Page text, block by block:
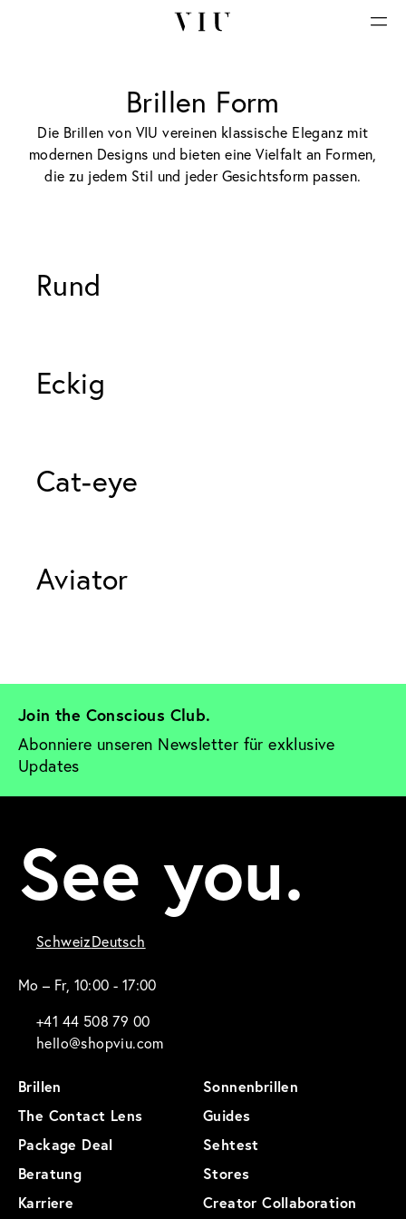
Brillen Form
Die Brillen von VIU vereinen klassische Eleganz mit
modernen Designs und bieten eine Vielfalt an Formen,
die zu jedem Stil und jeder Gesichtsform passen.
Rund
Eckig
Cat-eye
Aviator
Join the Conscious Club.
Abonniere unseren Newsletter für exklusive
Updates
See you.
SchweizDeutsch
Mo – Fr, 10:00 - 17:00
+41 44 508 79 00
hello@shopviu.com
Brillen
Sonnenbrillen
The Contact Lens
Guides
Package Deal
Sehtest
Beratung
Stores
Karriere
Creator Collaboration